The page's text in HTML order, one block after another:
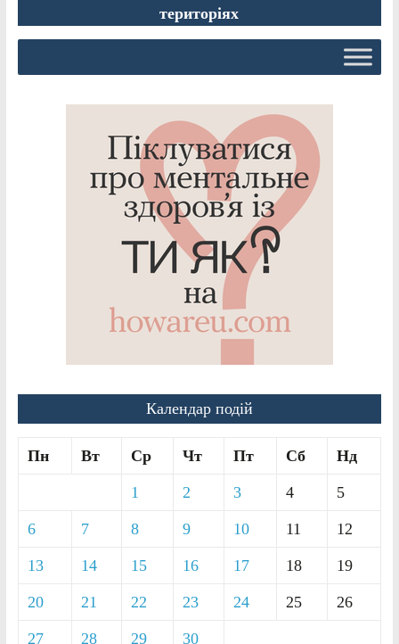
територіях
Календар подій
Пн Вт Ср Чт Пт Сб Нд
1 2 3 4 5
6 7 8 9 10 11 12
13 14 15 16 17 18 19
20 21 22 23 24 25 26
27 28 29 30